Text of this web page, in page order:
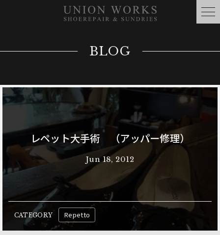
BLOG
レペット大手術 （アッパー修理）
Jun 18, 2012
CATEGORY Repetto